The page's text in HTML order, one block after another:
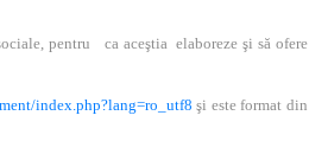
pentru ca aceştia elaboreze şi să ofere
index.php?lang=ro_utf8 şi este format din